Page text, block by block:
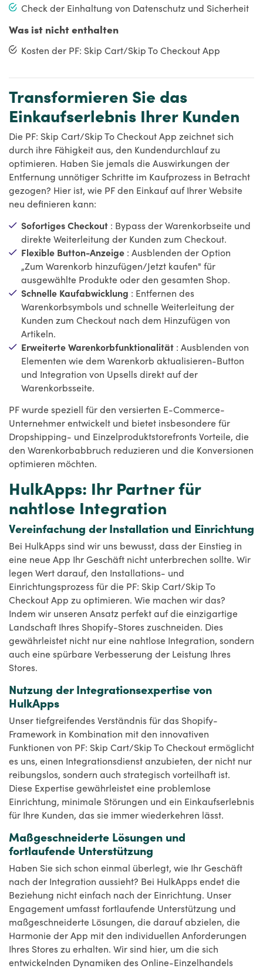
Check der Einhaltung von Datenschutz und Sicherheit
Was ist nicht enthalten
Kosten der PF: Skip Cart/Skip To Checkout App
Transformieren Sie das
Einkaufserlebnis Ihrer Kunden
Die PF: Skip Cart/Skip To Checkout App zeichnet sich
durch ihre Fähigkeit aus, den Kundendurchlauf zu
optimieren. Haben Sie jemals die Auswirkungen der
Entfernung unnötiger Schritte im Kaufprozess in Betracht
gezogen? Hier ist, wie PF den Einkauf auf Ihrer Website
neu definieren kann:
Sofortiges Checkout : Bypass der Warenkorbseite und
direkte Weiterleitung der Kunden zum Checkout.
Flexible Button-Anzeige : Ausblenden der Option
„Zum Warenkorb hinzufügen/Jetzt kaufen" für
ausgewählte Produkte oder den gesamten Shop.
Schnelle Kaufabwicklung : Entfernen des
Warenkorbsymbols und schnelle Weiterleitung der
Kunden zum Checkout nach dem Hinzufügen von
Artikeln.
Erweiterte Warenkorbfunktionalität : Ausblenden von
Elementen wie dem Warenkorb aktualisieren-Button
und Integration von Upsells direkt auf der
Warenkorbsseite.
PF wurde speziell für den versierten E-Commerce-
Unternehmer entwickelt und bietet insbesondere für
Dropshipping- und Einzelproduktstorefronts Vorteile, die
den Warenkorbabbruch reduzieren und die Konversionen
optimieren möchten.
HulkApps: Ihr Partner für
nahtlose Integration
Vereinfachung der Installation und Einrichtung
Bei HulkApps sind wir uns bewusst, dass der Einstieg in
eine neue App Ihr Geschäft nicht unterbrechen sollte. Wir
legen Wert darauf, den Installations- und
Einrichtungsprozess für die PF: Skip Cart/Skip To
Checkout App zu optimieren. Wie machen wir das?
Indem wir unseren Ansatz perfekt auf die einzigartige
Landschaft Ihres Shopify-Stores zuschneiden. Dies
gewährleistet nicht nur eine nahtlose Integration, sondern
auch eine spürbare Verbesserung der Leistung Ihres
Stores.
Nutzung der Integrationsexpertise von
HulkApps
Unser tiefgreifendes Verständnis für das Shopify-
Framework in Kombination mit den innovativen
Funktionen von PF: Skip Cart/Skip To Checkout ermöglicht
es uns, einen Integrationsdienst anzubieten, der nicht nur
reibungslos, sondern auch strategisch vorteilhaft ist.
Diese Expertise gewährleistet eine problemlose
Einrichtung, minimale Störungen und ein Einkaufserlebnis
für Ihre Kunden, das sie immer wiederkehren lässt.
Maßgeschneiderte Lösungen und
fortlaufende Unterstützung
Haben Sie sich schon einmal überlegt, wie Ihr Geschäft
nach der Integration aussieht? Bei HulkApps endet die
Beziehung nicht einfach nach der Einrichtung. Unser
Engagement umfasst fortlaufende Unterstützung und
maßgeschneiderte Lösungen, die darauf abzielen, die
Harmonie der App mit den individuellen Anforderungen
Ihres Stores zu erhalten. Wir sind hier, um die sich
entwickelnden Dynamiken des Online-Einzelhandels